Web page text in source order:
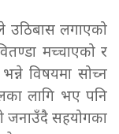
उठिबास लगाएको
मच्चाएको र
विषयमा सोच्न
लागि भए पनि
जनाउँदै सहयोगका